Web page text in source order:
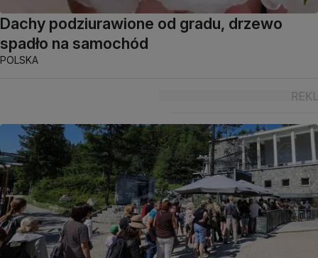
Dachy podziurawione od gradu, drzewo
spadło na samochód
POLSKA